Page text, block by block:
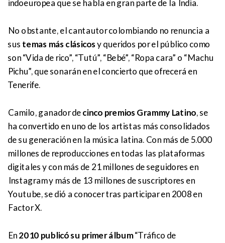
indoeuropea que se habla en gran parte de la India.
No obstante, el cantautor colombiando no renuncia a
sus temas más clásicosy queridos por el público como
son “Vida de rico”, “Tutú”, “Bebé”, “Ropa cara” o “Machu
Pichu”, que sonarán en el concierto que ofrecerá en
Tenerife.
Camilo, ganador decinco premios Grammy Latino, se
ha convertido en uno de los artistas más consolidados
de su generación en la música latina. Con más de 5.000
millones de reproducciones en todas las plataformas
digitales y con más de 21 millones de seguidores en
Instagram y más de 13 millones de suscriptores en
Youtube, se dió a conocer tras participar en 2008 en
Factor X.
En2010 publicó su primer álbum“Tráfico de